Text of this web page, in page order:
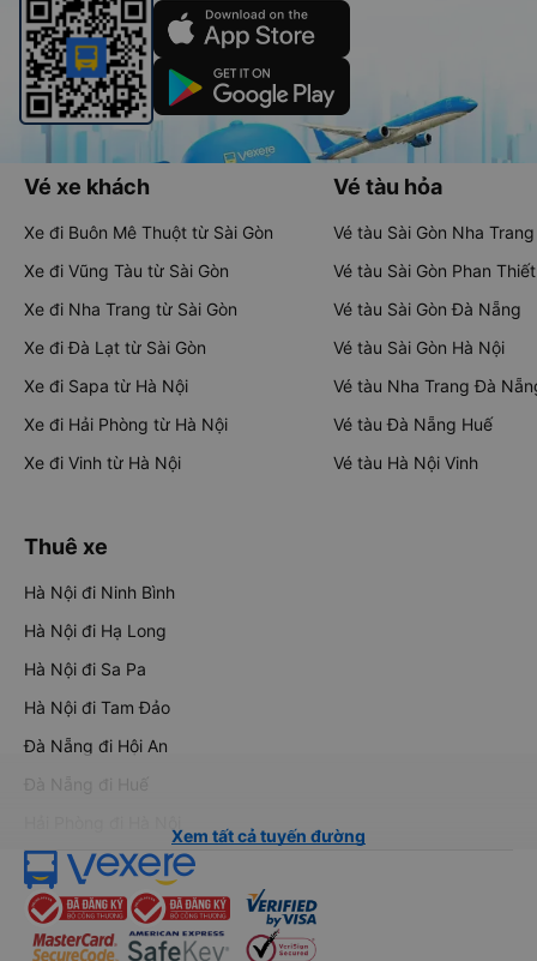
Vé xe khách
Xe đi Buôn Mê Thuột từ Sài Gòn
Xe đi Vũng Tàu từ Sài Gòn
Xe đi Nha Trang từ Sài Gòn
Xe đi Đà Lạt từ Sài Gòn
Xe đi Sapa từ Hà Nội
Xe đi Hải Phòng từ Hà Nội
Xe đi Vinh từ Hà Nội
Vé tàu hỏa
Vé tàu Sài Gòn Nha Trang
Vé tàu Sài Gòn Phan Thiết
Vé tàu Sài Gòn Đà Nẵng
Vé tàu Sài Gòn Hà Nội
Vé tàu Nha Trang Đà
Vé tàu Đà Nẵng Huế
Vé tàu Hà Nội Vinh
Thuê xe
Hà Nội đi Ninh Bình
Hà Nội đi Hạ Long
Hà Nội đi Sa Pa
Hà Nội đi Tam Đảo
Đà Nẵng đi Hội An
Đà Nẵng đi Huế
Xem tất cả tuyến đường